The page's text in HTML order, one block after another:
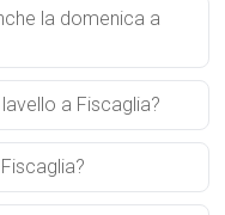
la domenica a
a Fiscaglia?